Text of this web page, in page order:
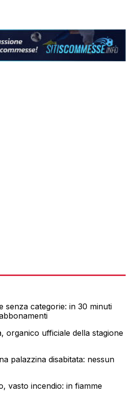
senza categorie: in 30 minuti
organico ufficiale della stagione
palazzina disabitata: nessun
vasto incendio: in fiamme